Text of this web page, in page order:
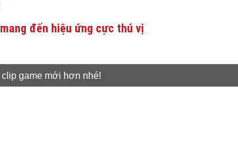
đến hiệu ứng cực thú vị
game mới hơn nhé!